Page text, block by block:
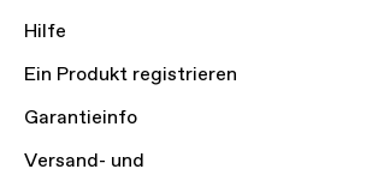
Hilfe
Ein Produkt registrieren
Garantieinfo
Versand- und